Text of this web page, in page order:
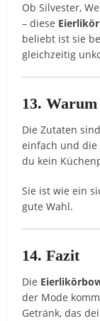
Ob Silvester,
– diese
beliebt ist sie
gleichzeitig
13.
Die Zutaten
einfach und die
du kein
Sie ist wie ein
gute Wahl.
14. Fazit
Die
der Mode
Getränk, das